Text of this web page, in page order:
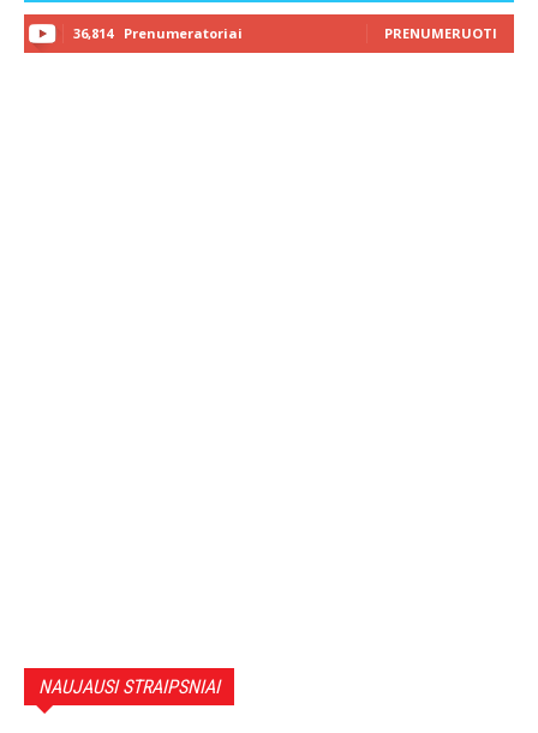
36,814 Prenumeratoriai PRENUMERUOTI
NAUJAUSI STRAIPSNIAI